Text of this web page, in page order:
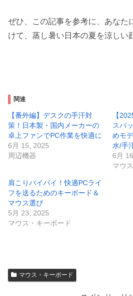
ぜひ、この記事を参考に、あなた
けて、蒸し暑い日本の夏を涼しい
関連
【番外編】デスクの手汗対
策！日本製・国内メーカーの
卓上ファンでPC作業を快適に
6月 15, 2025
周辺機器
【
スパ
めモ
水/手
6月
マウ
肩こりバイバイ！快適PCライ
フを送るためのキーボード＆
マウス選び
5月 23, 2025
マウス・キーボード
マウス・キーボード